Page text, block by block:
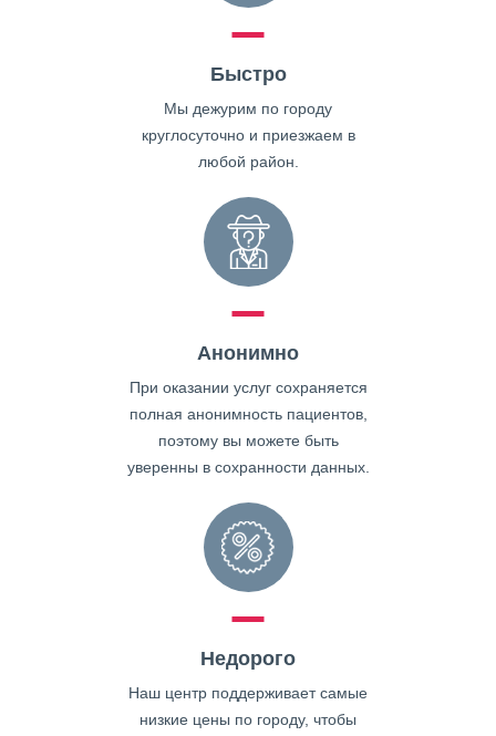
Быстро
Мы дежурим по городу
круглосуточно и приезжаем в
любой район.
Анонимно
При оказании услуг сохраняется
полная анонимность пациентов,
поэтому вы можете быть
уверенны в сохранности данных.
Недорого
Наш центр поддерживает самые
низкие цены по городу, чтобы